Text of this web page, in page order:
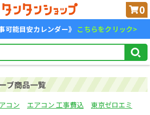
0
可能目安カレンダー》 こちらをクリック>
ブ商品一覧
コン エアコン 工事費込
東京ゼロエミ